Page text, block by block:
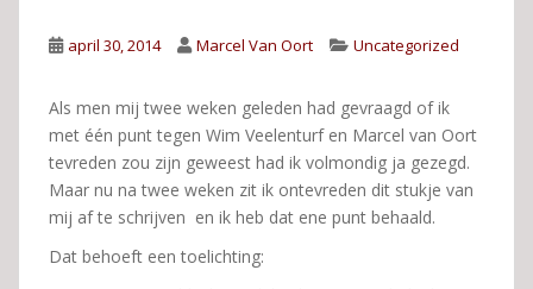
april 30, 2014 Marcel Van Oort Uncategorized
Als men mij twee weken geleden had gevraagd of ik
met één punt tegen Wim Veelenturf en Marcel van Oort
tevreden zou zijn geweest had ik volmondig ja gezegd.
Maar nu na twee weken zit ik ontevreden dit stukje van
mij af te schrijven en ik heb dat ene punt behaald.
Dat behoeft een toelichting: